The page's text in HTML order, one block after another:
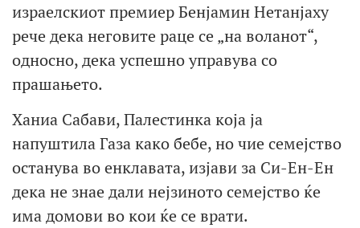
израелскиот премиер Бенјамин Нетанјаху
рече дека неговите раце се „на воланот“,
односно, дека успешно управува со
прашањето.
Ханиа Сабави, Палестинка која ја
напуштила Газа како бебе, но чие семејство
останува во енклавата, изјави за Си-Ен-Ен
дека не знае дали нејзиното семејство ќе
има домови во кои ќе се врати.